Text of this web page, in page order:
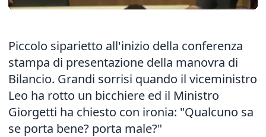
Piccolo siparietto all'inizio della conferenza
stampa di presentazione della manovra di
Bilancio. Grandi sorrisi quando il viceministro
Leo ha rotto un bicchiere ed il Ministro
Giorgetti ha chiesto con ironia: "Qualcuno sa
se porta bene? porta male?"